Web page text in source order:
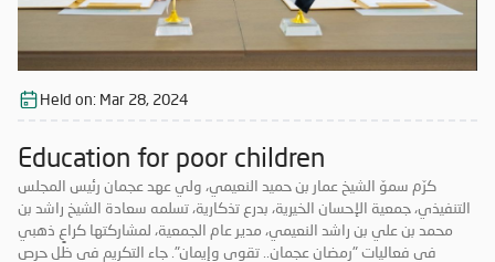
Held on: Mar 28, 2024
Education for poor children
كرّم سموّ الشيخ عمار بن حميد النعيمي، ولي عهد عجمان رئيس المجلس
التنفيذي، جمعية الإحسان الخيرية، بدرع تذكارية، تسلمه سعادة الشيخ راشد بن
محمد بن علي بن راشد النعيمي، مدير عام الجمعية، لمشاركتها كراعٍ ذهبي
في فعاليات "رمضان عجمان.. تقوى وإيمان". جاء التكريم في ظل حرص